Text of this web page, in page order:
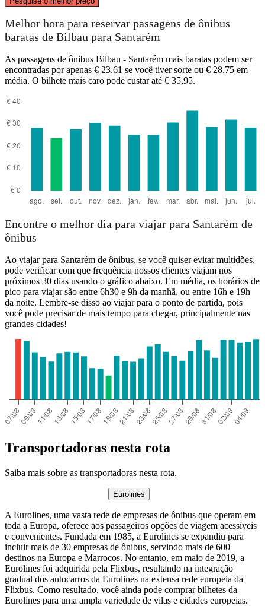
Melhor hora para reservar passagens de ônibus
baratas de Bilbau para Santarém
As passagens de ônibus Bilbau - Santarém mais baratas podem ser
encontradas por apenas € 23,61 se você tiver sorte ou € 28,75 em
média. O bilhete mais caro pode custar até € 35,95.
Encontre o melhor dia para viajar para Santarém de
ônibus
Ao viajar para Santarém de ônibus, se você quiser evitar multidões,
pode verificar com que frequência nossos clientes viajam nos
próximos 30 dias usando o gráfico abaixo. Em média, os horários de
pico para viajar são entre 6h30 e 9h da manhã, ou entre 16h e 19h
da noite. Lembre-se disso ao viajar para o ponto de partida, pois
você pode precisar de mais tempo para chegar, principalmente nas
grandes cidades!
Transportadoras nesta rota
Saiba mais sobre as transportadoras nesta rota.
Eurolines
A Eurolines, uma vasta rede de empresas de ônibus que operam em
toda a Europa, oferece aos passageiros opções de viagem acessíveis
e convenientes. Fundada em 1985, a Eurolines se expandiu para
incluir mais de 30 empresas de ônibus, servindo mais de 600
destinos na Europa e Marrocos. No entanto, em maio de 2019, a
Eurolines foi adquirida pela Flixbus, resultando na integração
gradual dos autocarros da Eurolines na extensa rede europeia da
Flixbus. Como resultado, você ainda pode comprar bilhetes da
Eurolines para uma ampla variedade de vilas e cidades europeias.